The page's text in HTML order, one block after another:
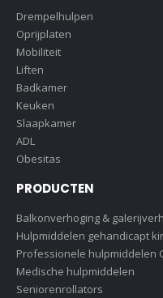
Drempelhulpen
Oprijplaten
Mobiliteit
Liften
Badkamer
Keuken
Slaapkamer
ADL
Obesitas
PRODUCTEN
Balkonverhoging &
Hulpmiddelen gehandicapt
Professionele hulpmiddelen
Medische hulpmiddelen
Seniorenrollators